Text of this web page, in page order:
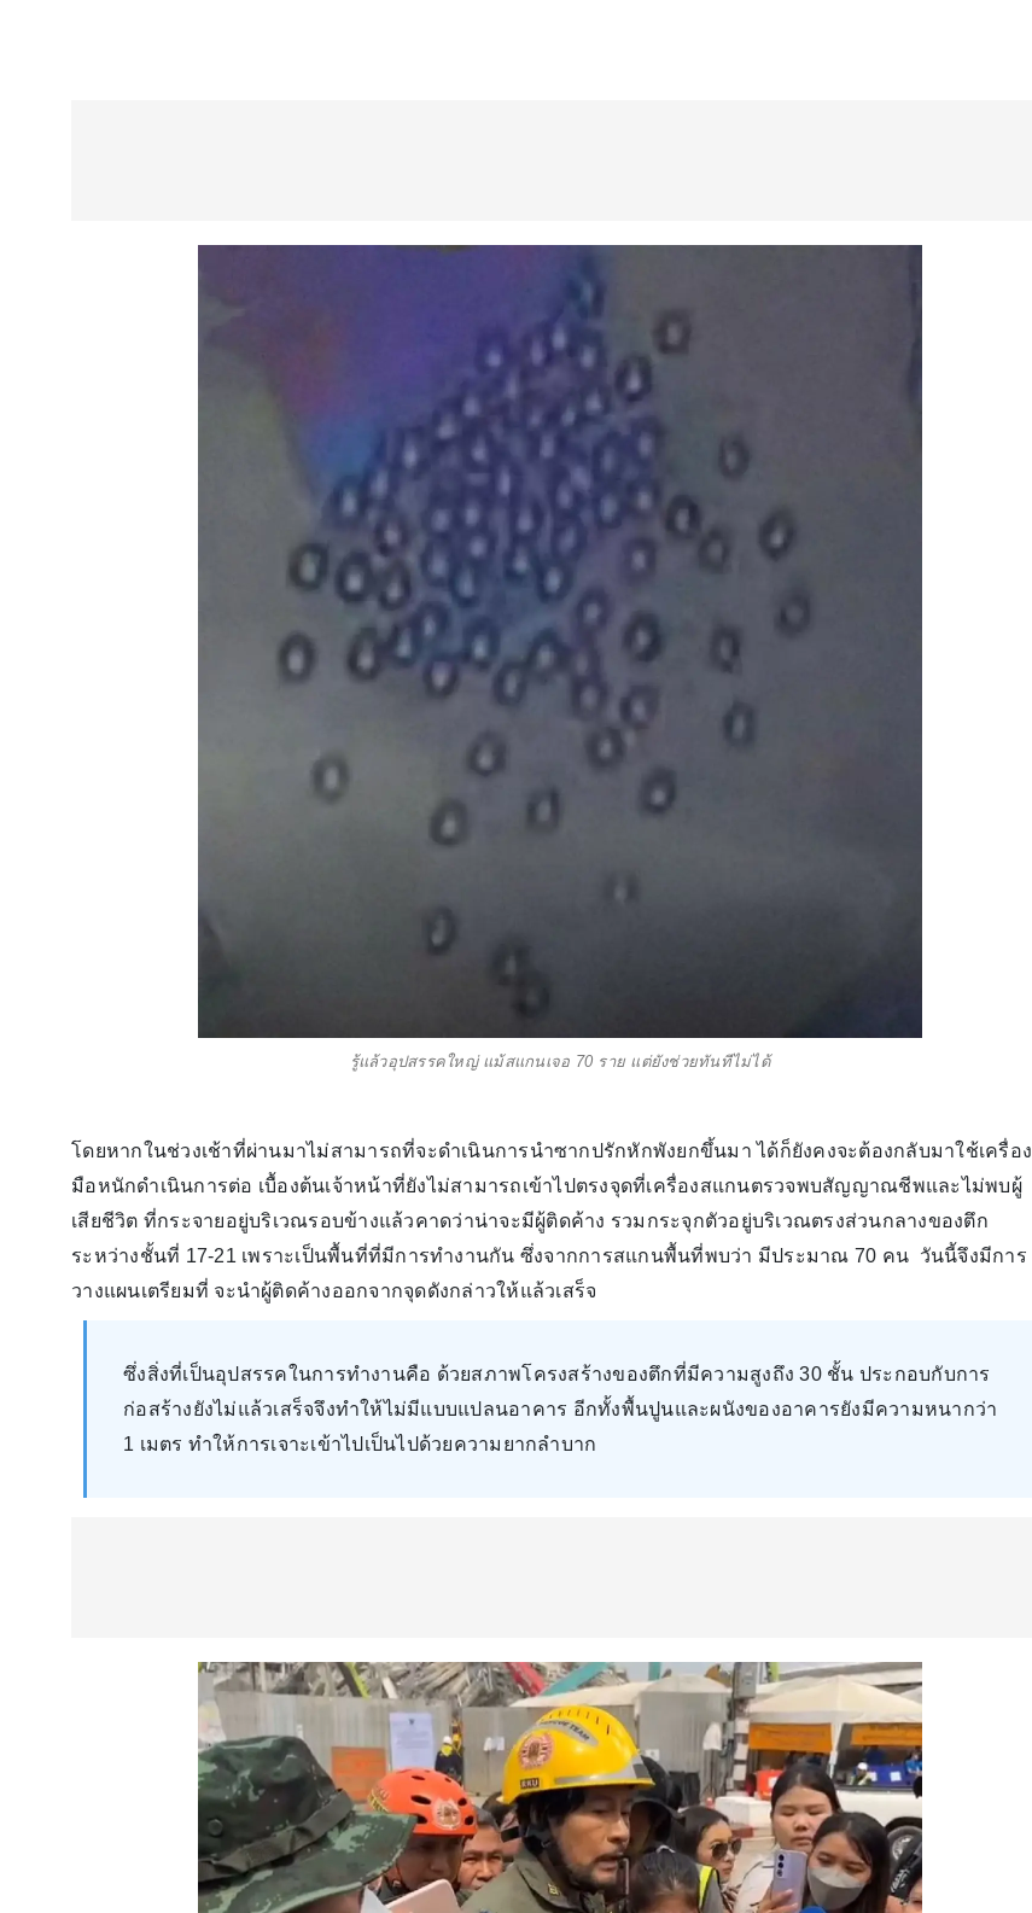
รู้แล้วอุปสรรคใหญ่ แม้สแกนเจอ 70 ราย แต่ยังช่วยทันทีไม่ได้
โดยหากในช่วงเช้าที่ผ่านมาไม่สามารถที่จะดำเนินการนำซากปรักหักพังยกขึ้นมา ได้ก็ยังคงจะต้องกลับมาใช้เครื่อง
มือหนักดำเนินการต่อ เบื้องต้นเจ้าหน้าที่ยังไม่สามารถเข้าไปตรงจุดที่เครื่องสแกนตรวจพบสัญญาณชีพและไม่พบผู้
เสียชีวิต ที่กระจายอยู่บริเวณรอบข้างแล้วคาดว่าน่าจะมีผู้ติดค้าง รวมกระจุกตัวอยู่บริเวณตรงส่วนกลางของตึก
ระหว่างชั้นที่ 17-21 เพราะเป็นพื้นที่ที่มีการทำงานกัน ซึ่งจากการสแกนพื้นที่พบว่า มีประมาณ 70 คน วันนี้จึงมีการ
วางแผนเตรียมที่ จะนำผู้ติดค้างออกจากจุดดังกล่าวให้แล้วเสร็จ
ซึ่งสิ่งที่เป็นอุปสรรคในการทำงานคือ ด้วยสภาพโครงสร้างของตึกที่มีความสูงถึง 30 ชั้น ประกอบกับการ
ก่อสร้างยังไม่แล้วเสร็จจึงทำให้ไม่มีแบบแปลนอาคาร อีกทั้งพื้นปูนและผนังของอาคารยังมีความหนากว่า
1 เมตร ทำให้การเจาะเข้าไปเป็นไปด้วยความยากลำบาก